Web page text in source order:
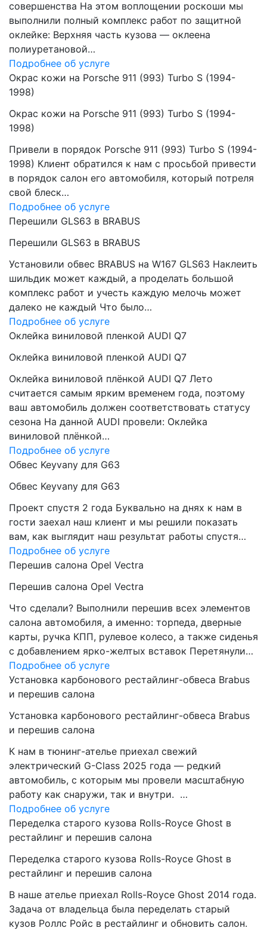
совершенства На этом воплощении роскоши мы
выполнили полный комплекс работ по защитной
оклейке: Верхняя часть кузова — оклеена
полиуретановой…
Подробнее об услуге
Окрас кожи на Porsche 911 (993) Turbo S (1994-
1998)
Окрас кожи на Porsche 911 (993) Turbo S (1994-
1998)
Привели в порядок Porsche 911 (993) Turbo S (1994-
1998) Клиент обратился к нам с просьбой привести
в порядок салон его автомобиля, который потреля
свой блеск…
Подробнее об услуге
Перешили GLS63 в BRABUS
Перешили GLS63 в BRABUS
Установили обвес BRABUS на W167 GLS63 Наклеить
шильдик может каждый, а проделать большой
комплекс работ и учесть каждую мелочь может
далеко не каждый Что было…
Подробнее об услуге
Оклейка виниловой пленкой AUDI Q7
Оклейка виниловой пленкой AUDI Q7
Оклейка виниловой плёнкой AUDI Q7 Лето
считается самым ярким временем года, поэтому
ваш автомобиль должен соответствовать статусу
сезона На данной AUDI провели: Оклейка
виниловой плёнкой…
Подробнее об услуге
Обвес Keyvany для G63
Обвес Keyvany для G63
Проект спустя 2 года Буквально на днях к нам в
гости заехал наш клиент и мы решили показать
вам, как выглядит наш результат работы спустя…
Подробнее об услуге
Перешив салона Opel Vectra
Перешив салона Opel Vectra
Что сделали? Выполнили перешив всех элементов
салона автомобиля, а именно: торпеда, дверные
карты, ручка КПП, рулевое колесо, а также сиденья
с добавлением ярко-желтых вставок Перетянули…
Подробнее об услуге
Установка карбонового рестайлинг-обвеса Brabus
и перешив салона
Установка карбонового рестайлинг-обвеса Brabus
и перешив салона
К нам в тюнинг-ателье приехал свежий
электрический G-Class 2025 года — редкий
автомобиль, с которым мы провели масштабную
работу как снаружи, так и внутри. …
Подробнее об услуге
Переделка старого кузова Rolls-Royce Ghost в
рестайлинг и перешив салона
Переделка старого кузова Rolls-Royce Ghost в
рестайлинг и перешив салона
В наше ателье приехал Rolls-Royce Ghost 2014 года.
Задача от владельца была переделать старый
кузов Роллс Ройс в рестайлинг и обновить салон.